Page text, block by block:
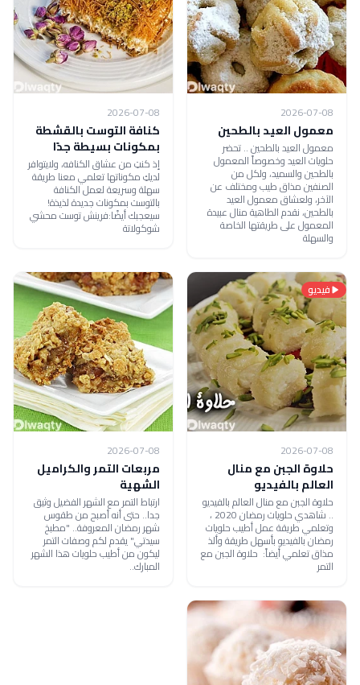
2026-07-08
معمول العيد بالطحين
معمول العيد بالطحين .. تحضر
حلويات العيد وخصوصاً المعمول
بالطحين والسميد، ولكل من
الصنفين مذاق طيب ومختلف عن
الآخر، ولعشاق معمول العيد
بالطحين، نقدم الطاهية منال عبيدة
المعمول على طريقتها الخاصة
والسهلة
2026-07-08
كنافة التوست بالقشطة
بمكونات بسيطة جدًا
إذ كنتِ من عشاق الكنافه، ولايتوافر
لديكِ مكوناتها تعلمي معنا طريقة
سهلة وسريعة لعمل الكنافة
بالتوست بمكونات جديدة لذيذة!
سيعجبك أيضًا:فرينش توست محشي
شوكولاتة
فيديو
2026-07-08
حلاوة الجبن مع منال
العالم بالفيديو
حلاوة الجبن مع منال العالم بالفيديو
.. شاهدي حلويات رمضان 2020 ،
وتعلمي طريقة عمل أطيب حلويات
رمضان بالفيديو بأسهل طريقة وألذ
مذاق تعلمي أيضاً: حلاوة الجبن مع
التمر
2026-07-08
مربعات التمر والكراميل
الشهية
ارتباط التمر مع الشهر الفضيل وثيق
جدا.. حتى أنه أصبح من طقوس
شهر رمضان المعروفة.. "مطبخ
سيدتي" يقدم لكم وصفات التمر
ليكون من أطيب حلويات هذا الشهر
المبارك..